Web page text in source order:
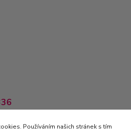
Používáním našich stránek s tím